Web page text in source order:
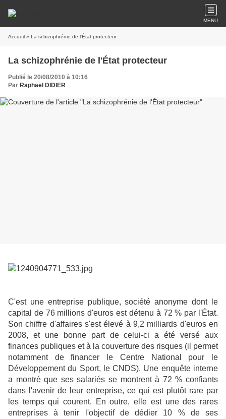
MENU
Accueil » La schizophrénie de l'État protecteur
La schizophrénie de l'État protecteur
Publié le 20/08/2010 à 10:16
Par Raphaël DIDIER
C'est une entreprise publique, société anonyme dont le
capital de 76 millions d'euros est détenu à 72 % par l'État.
Son chiffre d'affaires s'est élevé à 9,2 milliards d'euros en
2008, et une bonne part de celui-ci a été versé aux
finances publiques et à la couverture des risques (il permet
notamment de financer le Centre National pour le
Développement du Sport, le CNDS). Une enquête interne
a montré que ses salariés se montrent à 72 % confiants
dans l'avenir de leur entreprise, ce qui est plutôt rare par
les temps qui courent. En outre, elle est une des rares
entreprises à tenir l'objectif de dédier 10 % de ses